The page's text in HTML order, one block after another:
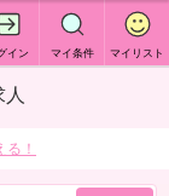
イン マイ条件 マイリスト
！